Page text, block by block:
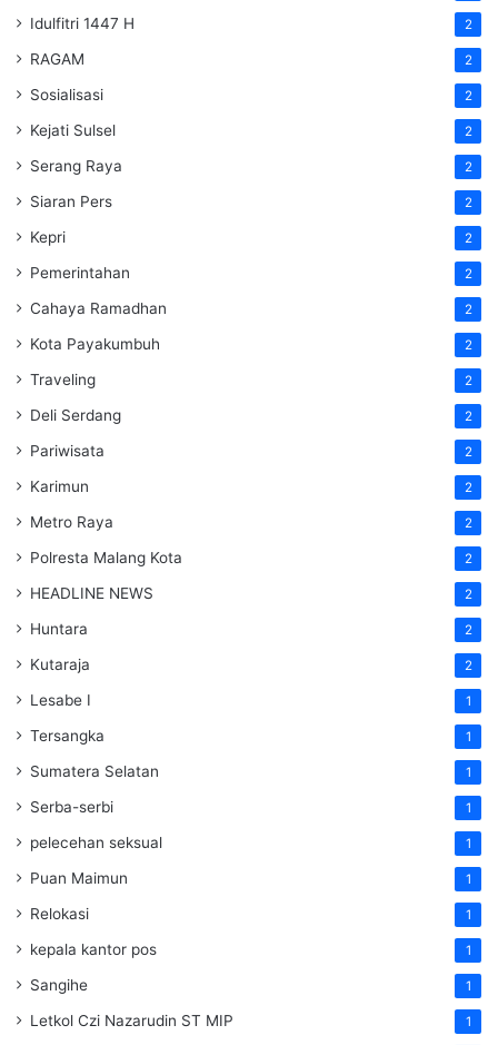
Idulfitri 1447 H 2
RAGAM 2
Sosialisasi 2
Kejati Sulsel 2
Serang Raya 2
Siaran Pers 2
Kepri 2
Pemerintahan 2
Cahaya Ramadhan 2
Kota Payakumbuh 2
Traveling 2
Deli Serdang 2
Pariwisata 2
Karimun 2
Metro Raya 2
Polresta Malang Kota 2
HEADLINE NEWS 2
Huntara 2
Kutaraja 2
Lesabe I 1
Tersangka 1
Sumatera Selatan 1
Serba-serbi 1
pelecehan seksual 1
Puan Maimun 1
Relokasi 1
kepala kantor pos 1
Sangihe 1
Letkol Czi Nazarudin ST MIP 1